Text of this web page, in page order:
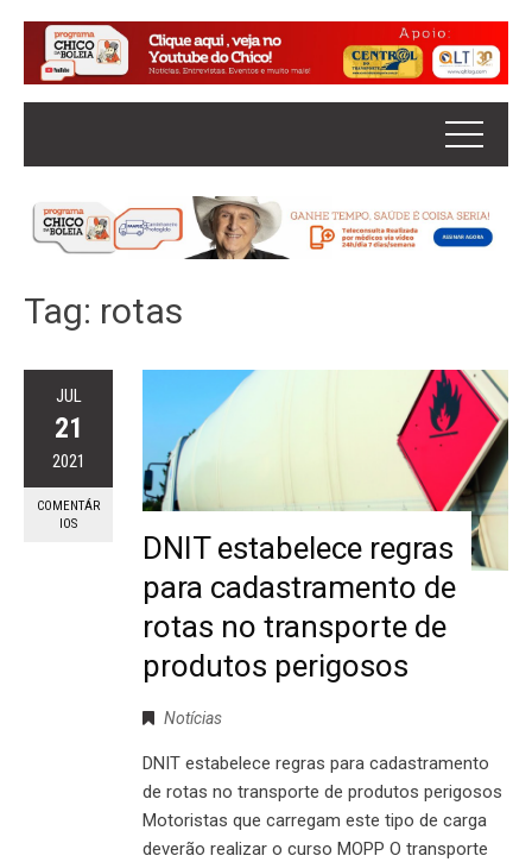
Tag: rotas
JUL
21
2021
COMENTÁR
IOS
DNIT estabelece regras
para cadastramento de
rotas no transporte de
produtos perigosos
Notícias
DNIT estabelece regras para cadastramento
de rotas no transporte de produtos perigosos
Motoristas que carregam este tipo de carga
deverão realizar o curso MOPP O transporte